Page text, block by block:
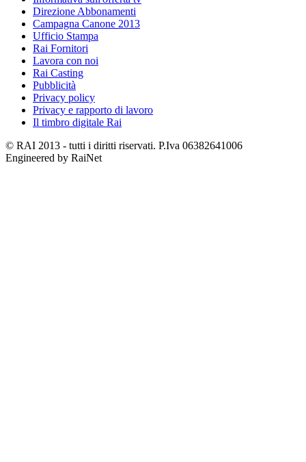
Direzione Abbonamenti
Campagna Canone 2013
Ufficio Stampa
Rai Fornitori
Lavora con noi
Rai Casting
Pubblicità
Privacy policy
Privacy e rapporto di lavoro
Il timbro digitale Rai
© RAI 2013 - tutti i diritti riservati. P.Iva 06382641006
Engineered by RaiNet